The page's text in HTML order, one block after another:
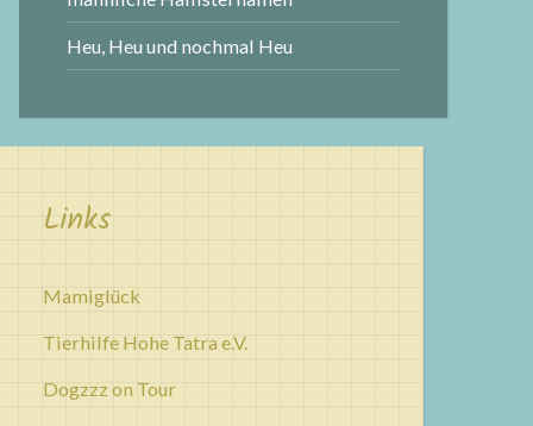
Heu, Heu und nochmal Heu
Links
Mamiglück
Tierhilfe Hohe Tatra e.V.
Dogzzz on Tour